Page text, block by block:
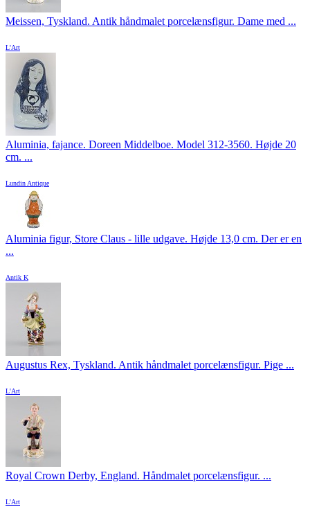
Meissen, Tyskland. Antik håndmalet porcelænsfigur. Dame med ...
L'Art
Aluminia, fajance. Doreen Middelboe. Model 312-3560. Højde 20
cm. ...
Lundin Antique
Aluminia figur, Store Claus - lille udgave. Højde 13,0 cm. Der er en
...
Antik K
Augustus Rex, Tyskland. Antik håndmalet porcelænsfigur. Pige ...
L'Art
Royal Crown Derby, England. Håndmalet porcelænsfigur. ...
L'Art